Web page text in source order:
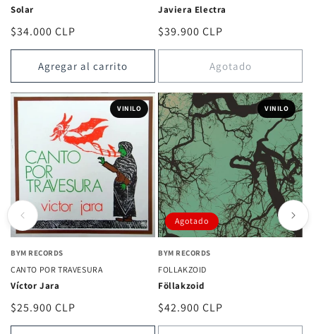
Solar
Precio
habitual
$34.000 CLP
Agregar al carrito
Javiera Electra
Precio
habitual
$39.900 CLP
Agotado
VINILO
BYM RECORDS
CANTO POR TRAVESURA
Víctor Jara
Precio
habitual
$25.900 CLP
VINILO
Agotado
BYM RECORDS
FOLLAKZOID
Föllakzoid
Precio
habitual
$42.900 CLP